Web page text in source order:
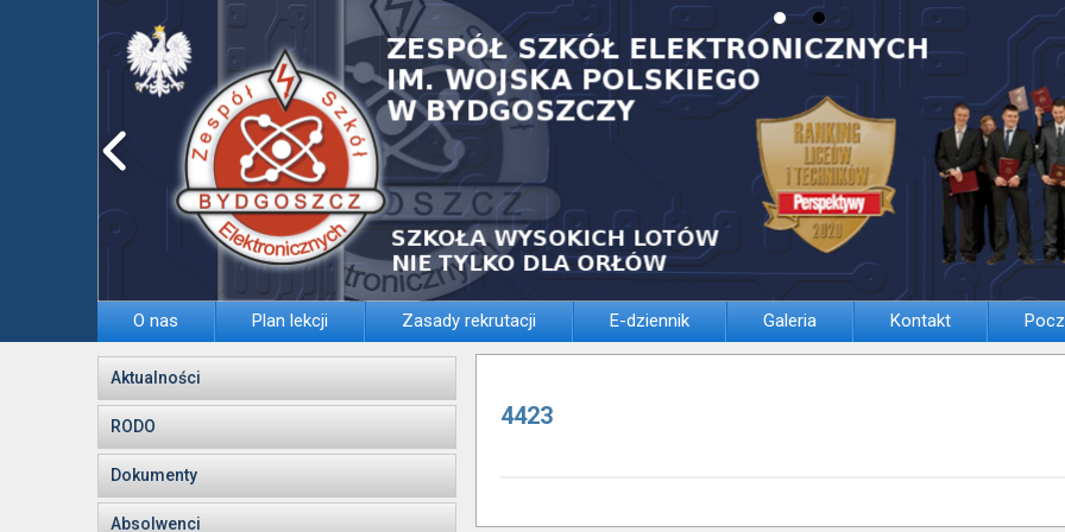
O nas Plan lekcji Zasady rekrutacji E-dziennik Galeria Kontakt
Aktualności
RODO
Dokumenty
Absolwenci
4423